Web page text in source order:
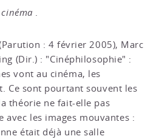
: 4 février 2005), Marc
(Dir.) : "Cinéphilosophie" :
vont au cinéma, les
Ce sont pourtant souvent les
théorie ne fait-elle pas
avec les images mouvantes :
était déjà une salle